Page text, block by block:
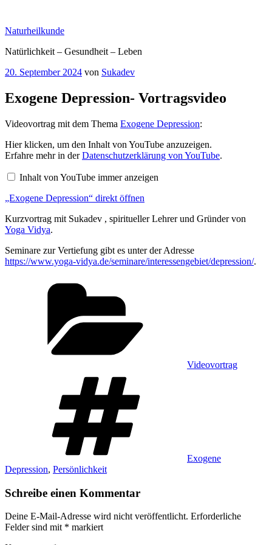
springen
Naturheilkunde
Natürlichkeit – Gesundheit – Leben
Veröffentlicht
20. September 2024 von Sukadev
Exogene Depression- Vortragsvideo
Videovortrag mit dem Thema Exogene Depression:
„Exogene
Depression“
von
anzeigen
Hier klicken, um den Inhalt von YouTube anzuzeigen.
Erfahre mehr in derDatenschutzerklärung von YouTube.
Inhalt von YouTube immer anzeigen
„Exogene Depression“ direkt öffnen
Kurzvortrag mit Sukadev , spiritueller Lehrer und Gründer von
Yoga Vidya.
Seminare zur Vertiefung gibt es unter der Adresse
https://www.yoga-vidya.de/seminare/interessengebiet/depression/.
Videovortrag
Exogene
Depression, Persönlichkeit
Schreibe einen Kommentar
Deine E-Mail-Adresse wird nicht veröffentlicht. Erforderliche
Felder sind mit * markiert